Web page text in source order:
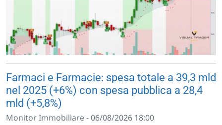
Farmaci e Farmacie: spesa totale a 39,3 mld
nel 2025 (+6%) con spesa pubblica a 28,4
mld (+5,8%)
Monitor Immobiliare - 06/08/2026 18:00